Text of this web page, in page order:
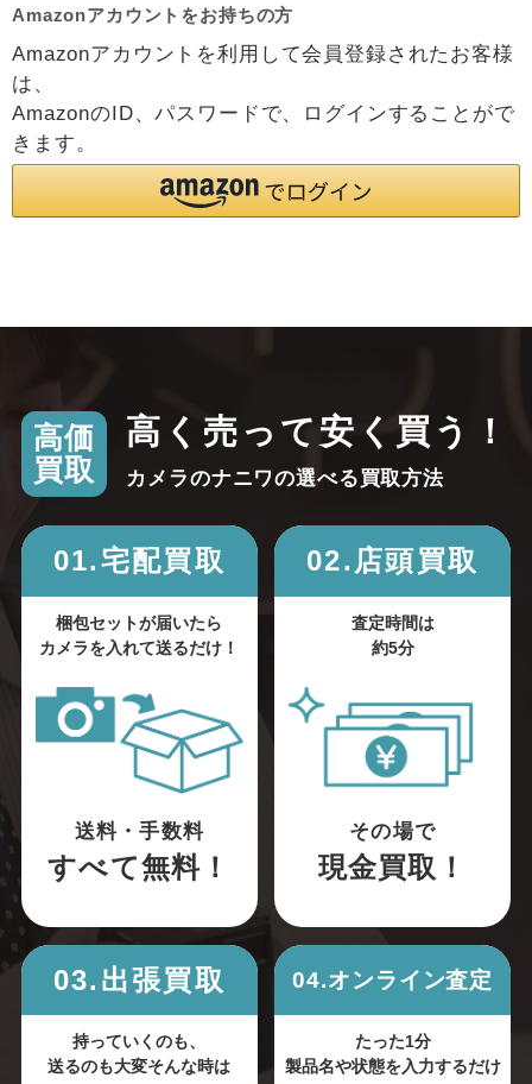
Amazonアカウントをお持ちの方
Amazonアカウントを利用して会員登録されたお客様
は、
AmazonのID、パスワードで、ログインすることがで
きます。
高価
買取
高く売って安く買う！
カメラのナニワの選べる買取方法
01.宅配買取
梱包セットが届いたら
カメラを入れて送るだけ！
送料・手数料
すべて無料！
02.店頭買取
査定時間は
約5分
その場で
現金買取！
03.出張買取
持っていくのも、
送るのも大変そんな時は
04.オンライン査定
たった1分
製品名や状態を入力するだけ